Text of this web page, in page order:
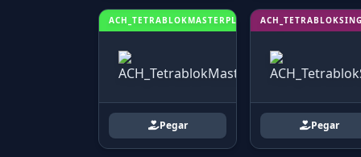
ACH_TETRABLOKMASTERPLAYER
Pegar Pegar